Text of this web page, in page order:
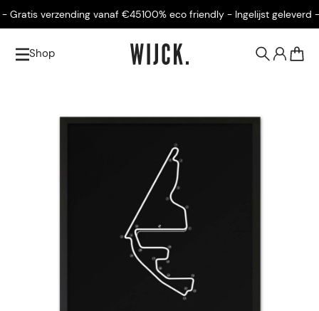
verzending vanaf €45100% eco friendly - Ingelijst geleverd -
Shop